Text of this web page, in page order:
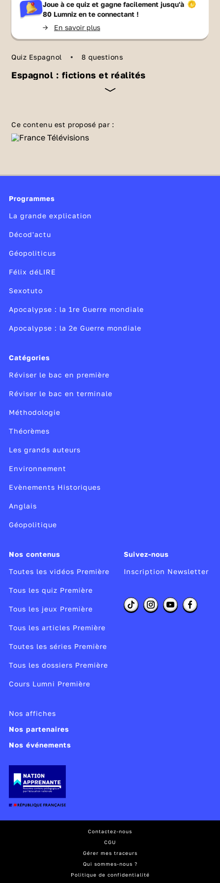
Joue à ce quiz et gagne facilement jusqu'à
80 Lumniz en te connectant !
-> En savoir plus
Quiz Espagnol 8 questions
Espagnol : fictions et réalités
légendes et préjugés qui façonnent
l’imaginaire collectif et la façon dont chacun
réalités'entremêlent sans arrêt. Avec ce quiz,
légendes espagnoles et latino-américaines !
Ce contenu est proposé par :
Programmes
La grande explication
Décod'actu
Géopoliticus
Félix déLIRE
Sexotuto
Apocalypse : la 1re Guerre mondiale
Apocalypse : la 2e Guerre mondiale
Catégories
Réviser le bac en première
Réviser le bac en terminale
Méthodologie
Théorèmes
Les grands auteurs
Environnement
Evènements Historiques
Anglais
Géopolitique
Nos contenus
Toutes les vidéos Première
Tous les quiz Première
Tous les jeux Première
Tous les articles Première
Toutes les séries Première
Tous les dossiers Première
Cours Lumni Première
Suivez-nous
Inscription Newsletter
Nos affiches
Nos partenaires
Nos événements
Contactez-nous
CGU
Gérer mes traceurs
Qui sommes-nous ?
Politique de confidentialité